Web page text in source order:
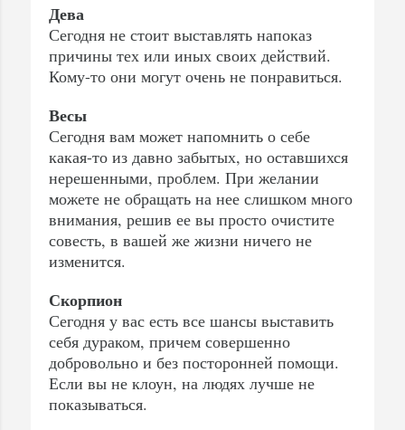
Дева
Сегодня не стоит выставлять напоказ
причины тех или иных своих действий.
Кому-то они могут очень не понравиться.
Весы
Сегодня вам может напомнить о себе
какая-то из давно забытых, но оставшихся
нерешенными, проблем. При желании
можете не обращать на нее слишком много
внимания, решив ее вы просто очистите
совесть, в вашей же жизни ничего не
изменится.
Скорпион
Сегодня у вас есть все шансы выставить
себя дураком, причем совершенно
добровольно и без посторонней помощи.
Если вы не клоун, на людях лучше не
показываться.